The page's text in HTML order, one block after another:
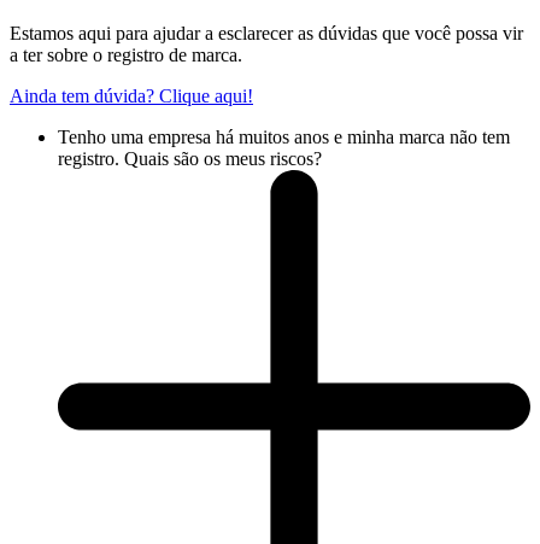
Estamos aqui para ajudar a esclarecer as dúvidas que você possa vir
a ter sobre o registro de marca.
Ainda tem dúvida? Clique aqui!
Tenho uma empresa há muitos anos e minha marca não tem
registro. Quais são os meus riscos?